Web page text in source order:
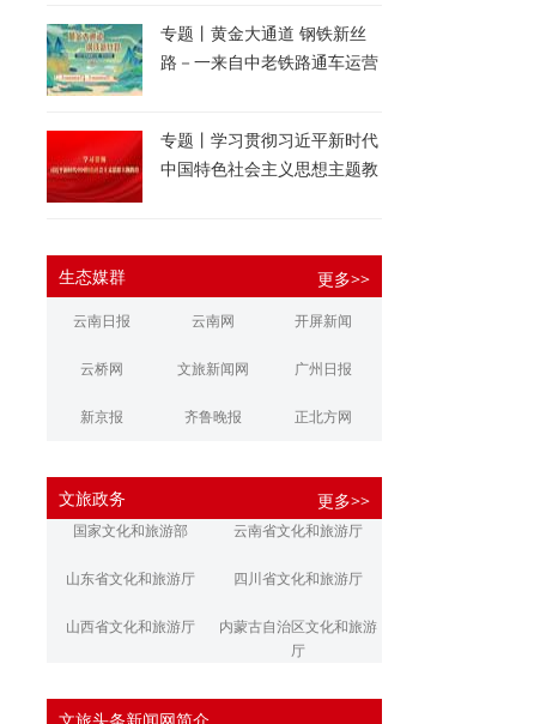
专题丨黄金大通道 钢铁新丝
路－一来自中老铁路通车运营
专题丨学习贯彻习近平新时代
中国特色社会主义思想主题教
生态媒群 更多>>
云南日报 云南网 开屏新闻
云桥网 文旅新闻网 广州日报
新京报 齐鲁晚报 正北方网
江南都市报 潇湘晨报
文旅政务 更多>>
国家文化和旅游部 云南省文化和旅游厅
山东省文化和旅游厅 四川省文化和旅游厅
山西省文化和旅游厅
内蒙古自治区文化和旅游
厅